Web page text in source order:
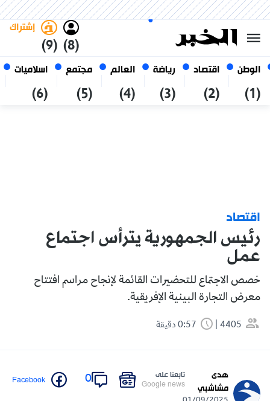
الوطن
(1)
اقتصاد
(2)
رياضة
(3)
العالم
(4)
مجتمع
(5)
اسلاميات
(6)
(8)
إشتراك
(9)
أغسطس 2026
الجزائر
اقتصاد
رئيس الجمهورية يترأس اجتماع
عمل
خصص الاجتماع للتحضيرات القائمة لإنجاح مراسم افتتاح
معرض التجارة البينية الإفريقية.
4405
هدى
مشاشبي
تابعنا على
Google news
0
Facebook